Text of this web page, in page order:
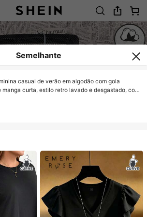
Semelhante
casual de verão em algodão com gola
manga curta, estilo retro lavado e desgastado, com
preta, tamanho grande